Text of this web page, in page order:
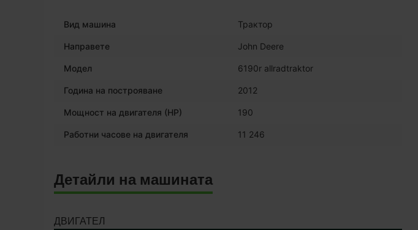
Вид машина Трактор
Направете John Deere
Модел 6190r allradtraktor
Година на построяване 2012
Мощност на двигателя (HP) 190
Работни часове на двигателя 11 246
Детайли на машината
ДВИГАТЕЛ